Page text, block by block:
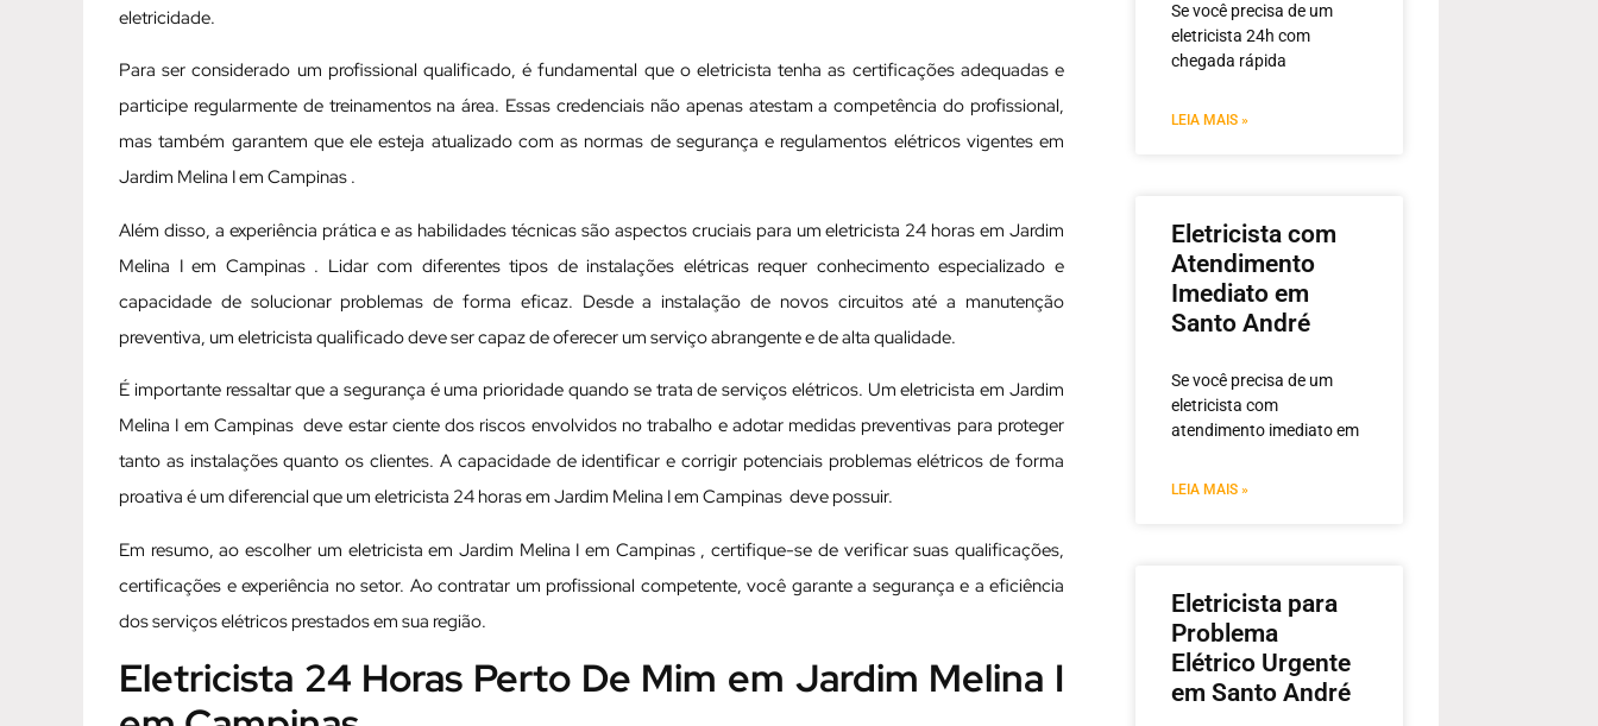
eletricidade.
Para ser considerado um profissional qualificado, é fundamental que o eletricista tenha as certificações adequadas e
participe regularmente de treinamentos na área. Essas credenciais não apenas atestam a competência do profissional,
mas também garantem que ele esteja atualizado com as normas de segurança e regulamentos elétricos vigentes em
Jardim Melina I em Campinas .
Além disso, a experiência prática e as habilidades técnicas são aspectos cruciais para um eletricista 24 horas em Jardim
Melina I em Campinas . Lidar com diferentes tipos de instalações elétricas requer conhecimento especializado e
capacidade de solucionar problemas de forma eficaz. Desde a instalação de novos circuitos até a manutenção
preventiva, um eletricista qualificado deve ser capaz de oferecer um serviço abrangente e de alta qualidade.
É importante ressaltar que a segurança é uma prioridade quando se trata de serviços elétricos. Um eletricista em Jardim
Melina I em Campinas deve estar ciente dos riscos envolvidos no trabalho e adotar medidas preventivas para proteger
tanto as instalações quanto os clientes. A capacidade de identificar e corrigir potenciais problemas elétricos de forma
proativa é um diferencial que um eletricista 24 horas em Jardim Melina I em Campinas deve possuir.
Em resumo, ao escolher um eletricista em Jardim Melina I em Campinas , certifique-se de verificar suas qualificações,
certificações e experiência no setor. Ao contratar um profissional competente, você garante a segurança e a eficiência
dos serviços elétricos prestados em sua região.
Eletricista 24 Horas Perto De Mim em Jardim Melina I
Se você precisa de um
eletricista 24h com
chegada rápida
LEIA MAIS »
Eletricista com
Atendimento
Imediato em
Santo André
Se você precisa de um
eletricista com
atendimento imediato em
LEIA MAIS »
Eletricista para
Problema
Elétrico Urgente
em Santo André